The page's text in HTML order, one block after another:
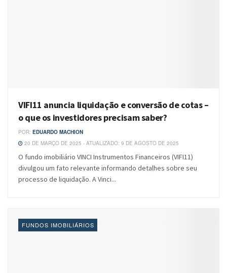
VIFI11 anuncia liquidação e conversão de cotas –
o que os investidores precisam saber?
POR: EDUARDO MACHION
20 DE MARÇO DE 2025 - ATUALIZADO: 9 DE AGOSTO DE 2025
O fundo imobiliário VINCI Instrumentos Financeiros (VIFI11)
divulgou um fato relevante informando detalhes sobre seu
processo de liquidação. A Vinci...
FUNDOS IMOBILIÁRIOS